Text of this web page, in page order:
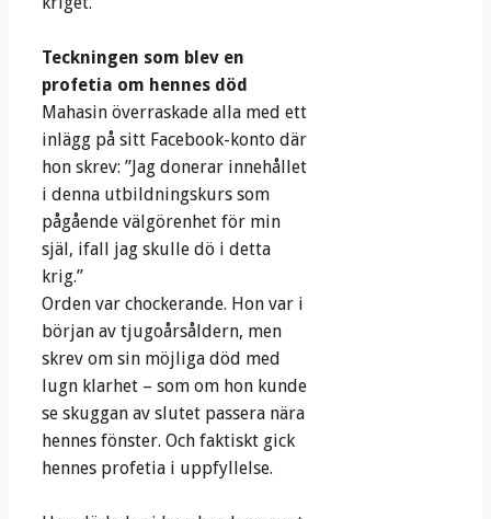
Teckningen som blev en
profetia om hennes död
Mahasin överraskade alla med ett
inlägg på sitt Facebook-konto där
hon skrev: ”Jag donerar innehållet
i denna utbildningskurs som
pågående välgörenhet för min
själ, ifall jag skulle dö i detta
krig.”
Orden var chockerande. Hon var i
början av tjugoårsåldern, men
skrev om sin möjliga död med
lugn klarhet – som om hon kunde
se skuggan av slutet passera nära
hennes fönster. Och faktiskt gick
hennes profetia i uppfyllelse.